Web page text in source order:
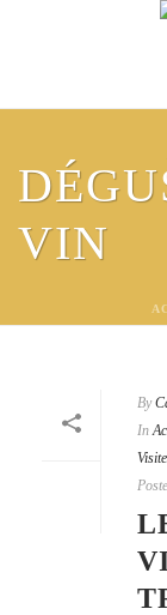
VIN
By
In